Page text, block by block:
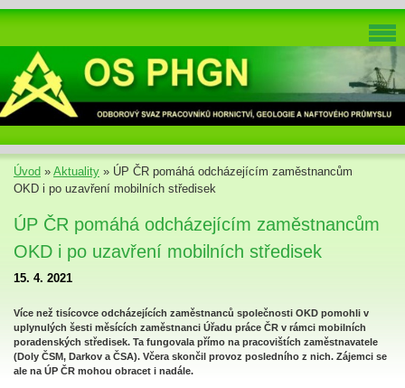
Úvod » Aktuality » ÚP ČR pomáhá odcházejícím zaměstnancům
OKD i po uzavření mobilních středisek
ÚP ČR pomáhá odcházejícím zaměstnancům
OKD i po uzavření mobilních středisek
15. 4. 2021
Více než tisícovce odcházejících zaměstnanců společnosti OKD pomohli v
uplynulých šesti měsících zaměstnanci Úřadu práce ČR v rámci mobilních
poradenských středisek. Ta fungovala přímo na pracovištích zaměstnavatele
(Doly ČSM, Darkov a ČSA). Včera skončil provoz posledního z nich. Zájemci se
ale na ÚP ČR mohou obracet i nadále.